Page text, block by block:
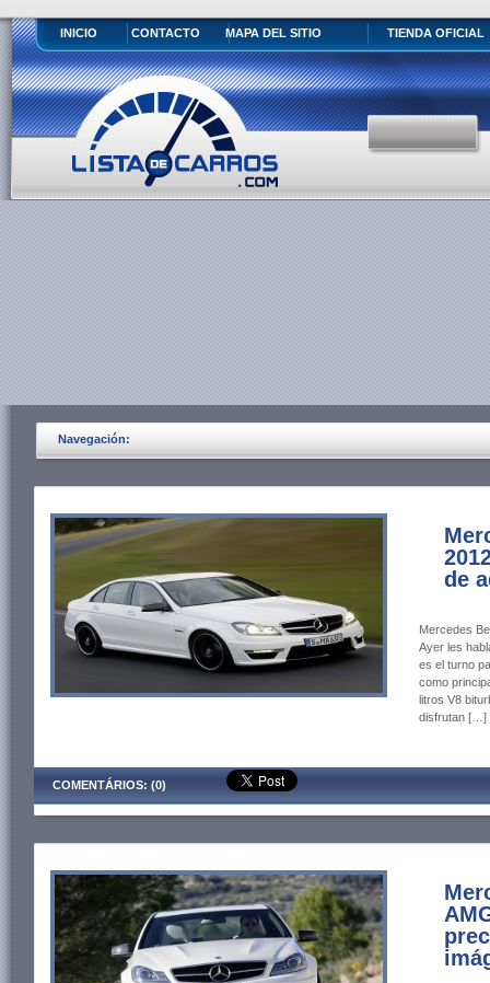
INICIO CONTACTO MAPA DEL SITIO TIENDA OFICIAL
Navegación:
de
Mercedes
Ayer les
es el turno
como
litros V8
disfrutan […]
COMENTÁRIOS: (0)